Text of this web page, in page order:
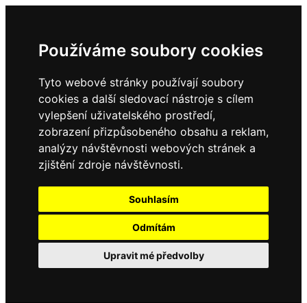
Používáme soubory cookies
Tyto webové stránky používají soubory
cookies a další sledovací nástroje s cílem
vylepšení uživatelského prostředí,
zobrazení přizpůsobeného obsahu a reklam,
analýzy návštěvnosti webových stránek a
zjištění zdroje návštěvnosti.
Souhlasím
Odmítám
Upravit mé předvolby